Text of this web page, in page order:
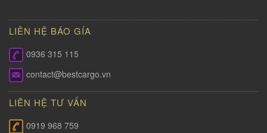
LIÊN HỆ BÁO GÍA
0936 315 115
contact@bestcargo.vn
LIÊN HỆ TƯ VẤN
0919 968 759